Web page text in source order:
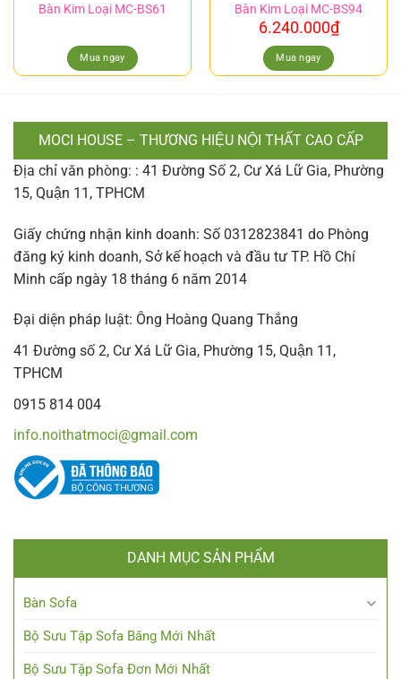
Bàn Kim Loại MC-BS61
Mua ngay
Bàn Kim Loại MC-BS94
6.240.000₫
Mua ngay
MOCI HOUSE – THƯƠNG HIỆU NỘI THẤT CAO CẤP
Địa chỉ văn phòng: : 41 Đường Số 2, Cư Xá Lữ Gia, Phường
15, Quận 11, TPHCM
Giấy chứng nhận kinh doanh: Số 0312823841 do Phòng
đăng ký kinh doanh, Sở kế hoạch và đầu tư TP. Hồ Chí
Minh cấp ngày 18 tháng 6 năm 2014
Đại diện pháp luật: Ông Hoàng Quang Thắng
41 Đường số 2, Cư Xá Lữ Gia, Phường 15, Quận 11,
TPHCM
0915 814 004
info.noithatmoci@gmail.com
DANH MỤC SẢN PHẨM
Bàn Sofa
Bộ Sưu Tập Sofa Băng Mới Nhất
Bộ Sưu Tập Sofa Đơn Mới Nhất